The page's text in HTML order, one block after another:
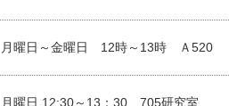
月曜日～金曜日 12時～13時 Ａ520
月曜日 12:30～13：30 705研究室